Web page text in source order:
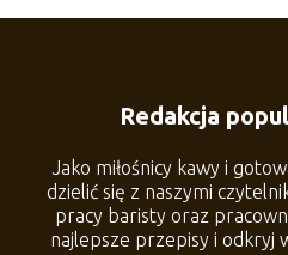
Redakcja
Jako miłośnicy kawy i
dzielić się z naszymi
pracy baristy oraz
najlepsze przepisy i odkryj